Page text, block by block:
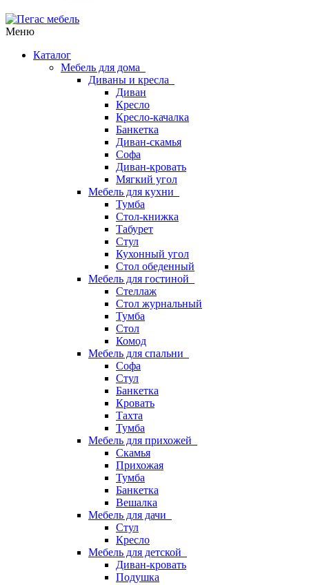
Меню
Каталог
Мебель для дома
Диваны и кресла
Диван
Кресло
Кресло-качалка
Банкетка
Диван-скамья
Софа
Диван-кровать
Мягкий угол
Мебель для кухни
Тумба
Стол-книжка
Табурет
Стул
Кухонный угол
Стол обеденный
Мебель для гостиной
Стеллаж
Стол журнальный
Тумба
Стол
Комод
Мебель для спальни
Софа
Стул
Банкетка
Кровать
Тахта
Тумба
Мебель для прихожей
Скамья
Прихожая
Тумба
Банкетка
Вешалка
Мебель для дачи
Стул
Кресло
Мебель для детской
Диван-кровать
Подушка